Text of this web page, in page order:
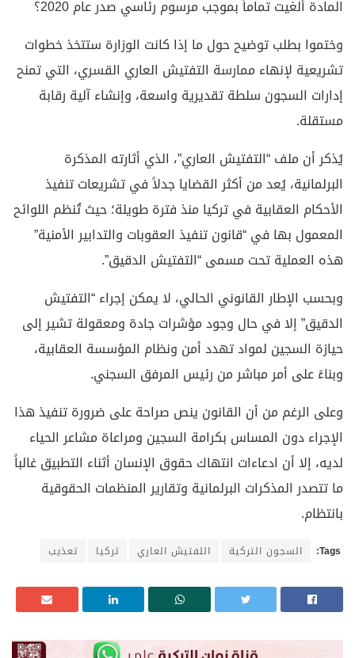
المادة أُلغيت تماماً بموجب مرسوم رئاسي صدر عام 2020؟
وختموا بطلب توضيح حول ما إذا كانت الوزارة ستتخذ خطوات
تشريعية لإنهاء ممارسة التفتيش العاري القسري، التي تمنح
إدارات السجون سلطة تقديرية واسعة، وإنشاء آلية رقابة
مستقلة.
يُذكر أن ملف “التفتيش العاري”، الذي أثارته المذكرة
البرلمانية، يُعد من أكثر القضايا جدلاً في تشريعات تنفيذ
الأحكام العقابية في تركيا منذ فترة طويلة؛ حيث تُنظم اللوائح
المعمول بها في “قانون تنفيذ العقوبات والتدابير الأمنية”
هذه العملية تحت مسمى “التفتيش الدقيق”.
وبحسب الإطار القانوني الحالي، لا يمكن إجراء “التفتيش
الدقيق” إلا في حال وجود مؤشرات جادة ومعقولة تشير إلى
حيازة السجين لمواد تهدد أمن ونظام المؤسسة العقابية،
وبناءً على أمر مباشر من رئيس المرفق السجني.
وعلى الرغم من أن القانون ينص صراحة على ضرورة تنفيذ هذا
الإجراء دون المساس بكرامة السجين ومراعاة مشاعر الحياء
لديه، إلا أن ادعاءات انتهاك حقوق الإنسان أثناء التطبيق غالباً
ما تتصدر المذكرات البرلمانية وتقارير المنظمات الحقوقية
بانتظام.
Tags: السجون التركية اللفتيش العاري تركيا تعذيب